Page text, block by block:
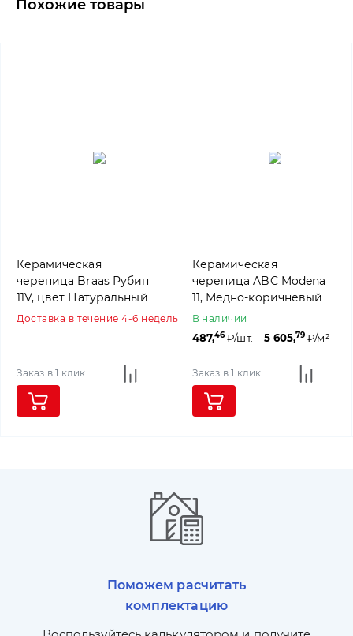
Похожие товары
Керамическая
черепица Braas Рубин
11V, цвет Натуральный
красный
Доставка в течение 4-6 недель
Заказ в 1 клик
Керамическая
черепица ABC Modena
11, Медно-коричневый
В наличии
487,46₽/шт. 5 605,79₽/м²
Заказ в 1 клик
Поможем расчитать
комплектацию